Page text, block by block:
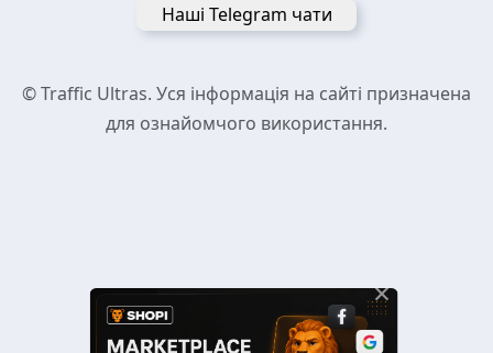
Наші Telegram чати
© Traffic Ultras. Уся інформація на сайті призначена
для ознайомчого використання.
×